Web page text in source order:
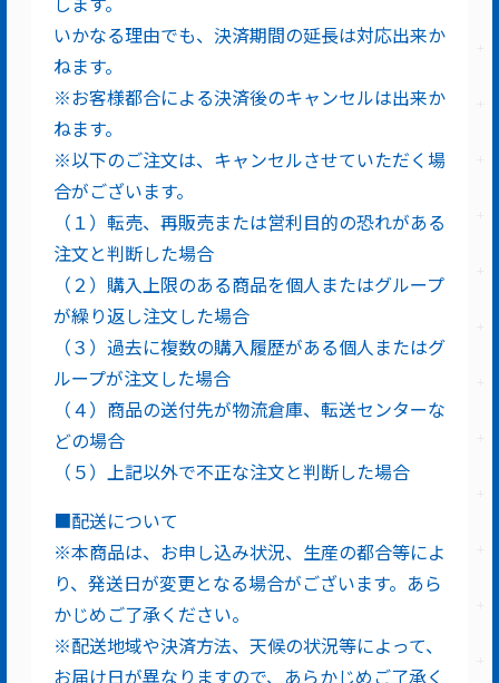
いかなる理由でも、決済期間の延長は対応出来か
ねます。
※お客様都合による決済後のキャンセルは出来か
ねます。
※以下のご注文は、キャンセルさせていただく場
合がございます。
（１）転売、再販売または営利目的の恐れがある
注文と判断した場合
（２）購入上限のある商品を個人またはグループ
が繰り返し注文した場合
（３）過去に複数の購入履歴がある個人またはグ
ループが注文した場合
（４）商品の送付先が物流倉庫、転送センターな
どの場合
（５）上記以外で不正な注文と判断した場合
■配送について
※本商品は、お申し込み状況、生産の都合等によ
り、発送日が変更となる場合がございます。あら
かじめご了承ください。
※配送地域や決済方法、天候の状況等によって、
お届け日が異なりますので、あらかじめご了承く